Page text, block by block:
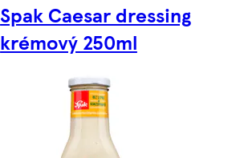
Spak Caesar dressing
krémový 250ml